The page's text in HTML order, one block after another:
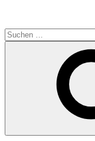
Suchen
nach: